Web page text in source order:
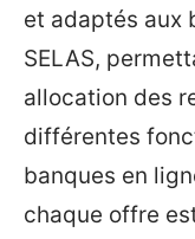
et adaptés aux
SELAS,
allocation des
différentes
banques en
chaque offre